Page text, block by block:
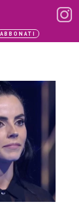
ABBONATI